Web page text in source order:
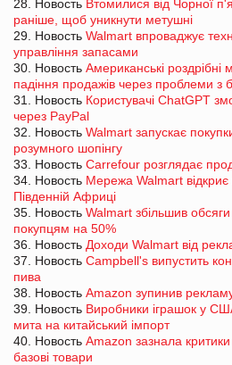
28. Новость Втомилися від Чорної
раніше, щоб уникнути метушні
29. Новость Walmart впроваджує
управління запасами
30. Новость Американські роздрібні
падіння продажів через проблеми з
31. Новость Користувачі ChatGPT
через PayPal
32. Новость Walmart запускає
розумного шопінгу
33. Новость Carrefour розглядає
34. Новость Мережа Walmart
Південній Африці
35. Новость Walmart збільшив обсяги
покупцям на 50%
36. Новость Доходи Walmart від
37. Новость Campbell's випустить
пива
38. Новость Amazon зупинив
39. Новость Виробники іграшок у
мита на китайський імпорт
40. Новость Amazon зазнала
базові товари